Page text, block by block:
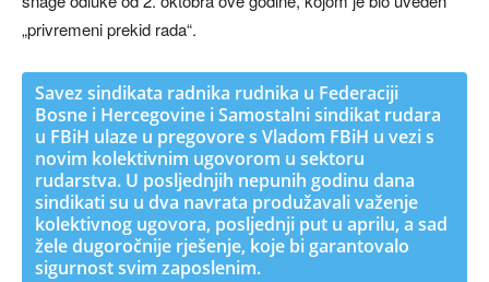
„privremeni prekid rada“.
Savez sindikata radnika rudnika u Federaciji
Bosne i Hercegovine i Samostalni sindikat rudara
u FBiH ulaze u pregovore s Vladom FBiH u vezi s
novim kolektivnim ugovorom u sektoru
rudarstva. U posljednjih nepunih godinu dana
sindikati su u dva navrata produžavali važenje
kolektivnog ugovora, posljednji put u aprilu, a sad
žele dugoročnije rješenje, koje bi garantovalo
sigurnost svim zaposlenim.